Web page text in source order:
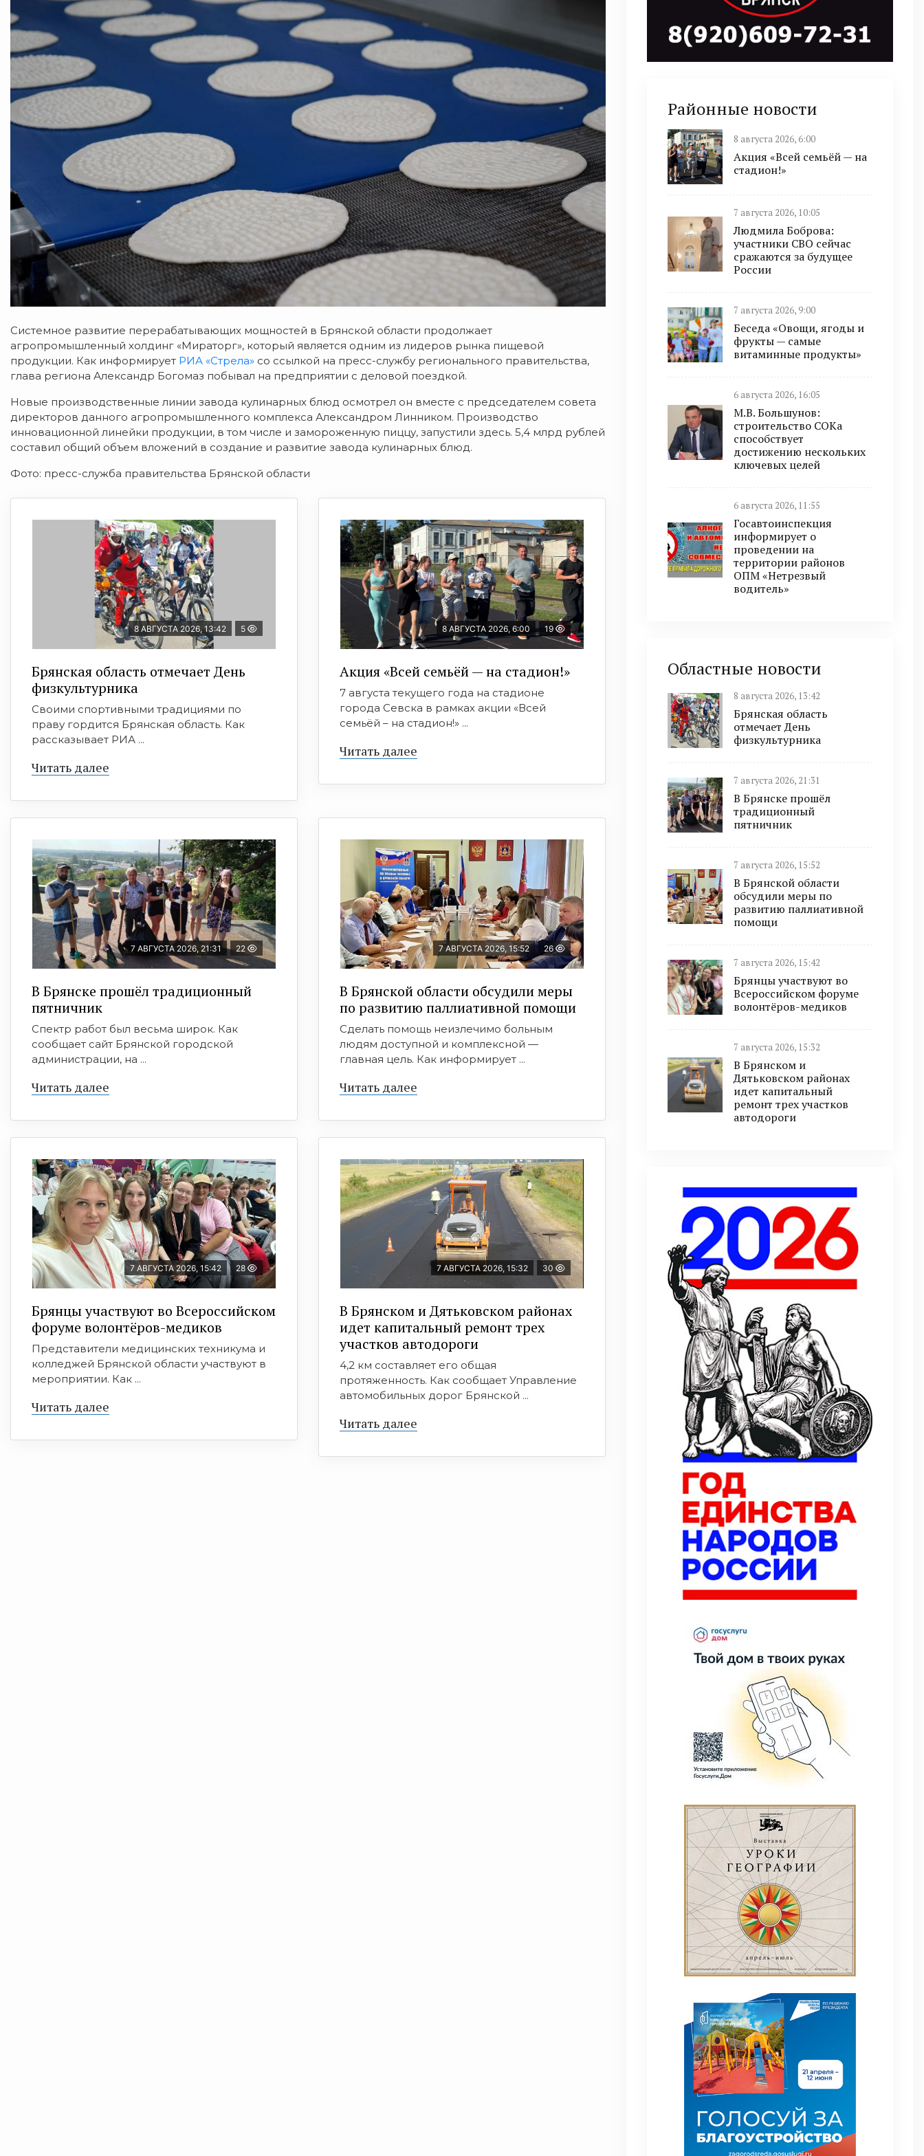
Системное развитие перерабатывающих мощностей в Брянской области продолжает
агропромышленный холдинг «Мираторг», который является одним из лидеров рынка пищевой
продукции. Как информирует РИА «Стрела» со ссылкой на пресс-службу регионального правительства,
глава региона Александр Богомаз побывал на предприятии с деловой поездкой.
Новые производственные линии завода кулинарных блюд осмотрел он вместе с председателем совета
директоров данного агропромышленного комплекса Александром Линником. Производство
инновационной линейки продукции, в том числе и замороженную пиццу, запустили здесь. 5,4 млрд рублей
составил общий объем вложений в создание и развитие завода кулинарных блюд.
Фото: пресс-служба правительства Брянской области
8 АВГУСТА 2026, 13:42 5
Брянская область отмечает День
физкультурника
Своими спортивными традициями по
праву гордится Брянская область. Как
рассказывает РИА ...
Читать далее
8 АВГУСТА 2026, 6:00 19
Акция «Всей семьёй — на стадион!»
7 августа текущего года на стадионе
города Севска в рамках акции «Всей
семьёй – на стадион!» ...
Читать далее
7 АВГУСТА 2026, 21:31 22
В Брянске прошёл традиционный
пятничник
Спектр работ был весьма широк. Как
сообщает сайт Брянской городской
администрации, на ...
Читать далее
7 АВГУСТА 2026, 15:52 26
В Брянской области обсудили меры
по развитию паллиативной помощи
Сделать помощь неизлечимо больным
людям доступной и комплексной —
главная цель. Как информирует ...
Читать далее
7 АВГУСТА 2026, 15:42 28
Брянцы участвуют во Всероссийском
форуме волонтёров-медиков
Представители медицинских техникума и
колледжей Брянской области участвуют в
мероприятии. Как ...
Читать далее
7 АВГУСТА 2026, 15:32 30
В Брянском и Дятьковском районах
идет капитальный ремонт трех
участков автодороги
4,2 км составляет его общая
протяженность. Как сообщает Управление
автомобильных дорог Брянской ...
Читать далее
Районные новости
8 августа 2026, 6:00
Акция «Всей семьёй — на
стадион!»
7 августа 2026, 10:05
Людмила Боброва:
участники СВО сейчас
сражаются за будущее
России
7 августа 2026, 9:00
Беседа «Овощи, ягоды и
фрукты — самые
витаминные продукты»
6 августа 2026, 16:05
М.В. Большунов:
строительство СОКа
способствует
достижению нескольких
ключевых целей
6 августа 2026, 11:55
Госавтоинспекция
информирует о
проведении на
территории районов
ОПМ «Нетрезвый
водитель»
Областные новости
8 августа 2026, 13:42
Брянская область
отмечает День
физкультурника
7 августа 2026, 21:31
В Брянске прошёл
традиционный
пятничник
7 августа 2026, 15:52
В Брянской области
обсудили меры по
развитию паллиативной
помощи
7 августа 2026, 15:42
Брянцы участвуют во
Всероссийском форуме
волонтёров-медиков
7 августа 2026, 15:32
В Брянском и
Дятьковском районах
идет капитальный
ремонт трех участков
автодороги